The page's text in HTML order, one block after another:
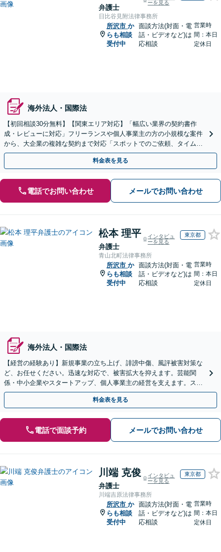
弁護士
ーを見る
日比谷見附法律事務所
所沢市 か
らも相談
受付中
面談方法(対面・電
話・ビデオなど)は
応相談
営業時
間：本日
定休日
海外法人・国際法
【初回相談30分無料】【関東エリア対応】「幅広い業界の契約書作
成・レビューに対応」フリーランスや個人事業主の方の小規模な案件
から、大企業の複雑な契約まで対応「スポットでのご依頼、タイムチ
ャージでの対応も承っております」【休日・夜間相談可】
料金表を見る
電話でお問い合わせ メールでお問い合わせ
松本 理平
弁護士
インタビュ
ーを見る
東京都
青山北町法律事務所
所沢市 か
らも相談
受付中
面談方法(対面・電
話・ビデオなど)は
応相談
営業時
間：本日
定休日
海外法人・国際法
【経営の経験あり】新規事業の立ち上げ、誹謗中傷、風評被害対策な
ど、お任せください。迅速な対応で、被害拡大を抑えます。芸能関
係・中小企業やスタートアップ、個人事業主の経営を支えます。スポ
ット・顧問契約いずれも対応可。【表参道駅から徒歩3分】
料金表を見る
電話で面談予約 メールでお問い合わせ
川端 克俊
弁護士
インタビュ
ーを見る
東京都
川端吉原法律事務所
所沢市 か
らも相談
受付中
面談方法(対面・電
話・ビデオなど)は
応相談
営業時
間：本日
定休日